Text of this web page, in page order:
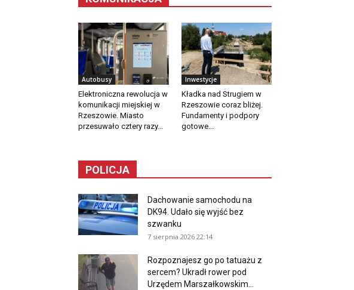
Autobusy
Elektroniczna rewolucja w
komunikacji miejskiej w
Rzeszowie. Miasto
przesuwało cztery razy...
Inwestycje
Kładka nad Strugiem w
Rzeszowie coraz bliżej.
Fundamenty i podpory
gotowe...
POLICJA
Dachowanie samochodu na
DK94. Udało się wyjść bez
szwanku
7 sierpnia 2026 22:14
Rozpoznajesz go po tatuażu z
sercem? Ukradł rower pod
Urzędem Marszałkowskim...